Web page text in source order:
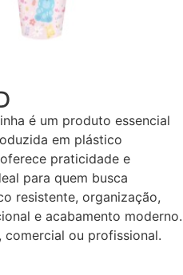
é um produto essencial
em plástico
praticidade e
para quem busca
resistente, organização,
e acabamento moderno.
comercial ou profissional.